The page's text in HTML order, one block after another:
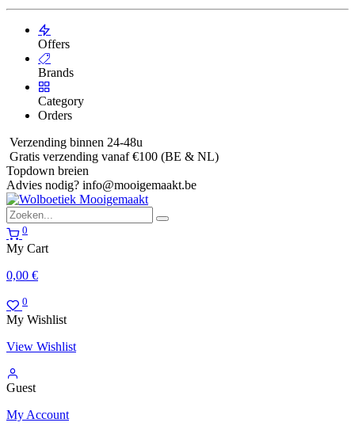
Offers
Brands
Category
Orders
Verzending binnen 24-48u
Gratis verzending vanaf €100 (BE & NL)
Topdown breien
Advies nodig? info@mooigemaakt.be
0
My Cart
0,00 €
0
My Wishlist
View Wishlist
Guest
My Account